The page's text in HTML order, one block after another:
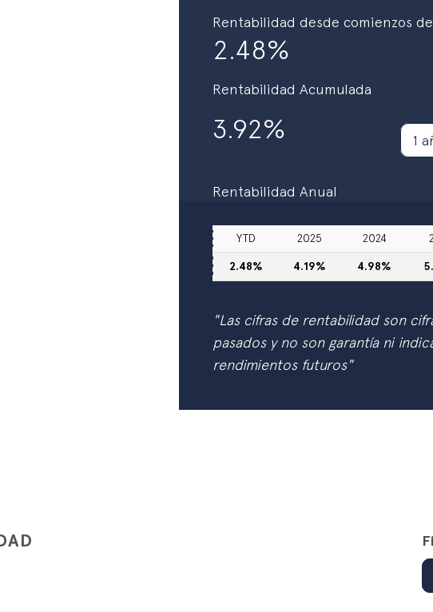
Rentabilidad desde comienzos
2.48%
Rentabilidad Acumulada
3.92% 1
Rentabilidad Anual
YTD 2025 2024
2.48% 4.19% 4.98%
"Las cifras de rentabilidad son
pasados y no son garantía ni
rendimientos futuros"